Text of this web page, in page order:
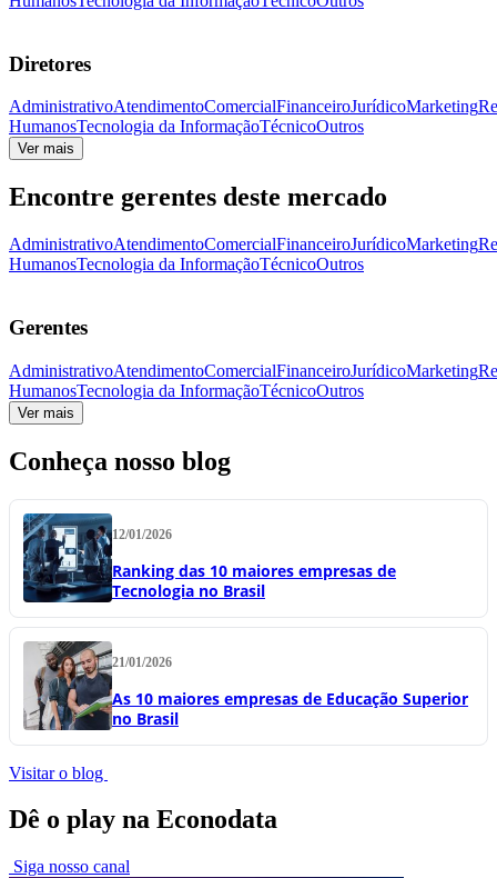
Diretores
AdministrativoAtendimentoComercialFinanceiroJurídicoMarketing
HumanosTecnologia da InformaçãoTécnicoOutros
Ver mais
Encontre gerentes deste mercado
AdministrativoAtendimentoComercialFinanceiroJurídicoMarketing
HumanosTecnologia da InformaçãoTécnicoOutros
Gerentes
AdministrativoAtendimentoComercialFinanceiroJurídicoMarketing
HumanosTecnologia da InformaçãoTécnicoOutros
Ver mais
Conheça nosso blog
12/01/2026
Ranking das 10 maiores empresas de
Tecnologia no Brasil
21/01/2026
As 10 maiores empresas de Educação Superior
no Brasil
Visitar o blog
Dê o play na Econodata
Siga nosso canal